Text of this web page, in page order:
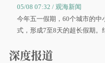
05/08 07:32 / 观海新闻
今年五一假期，60个城市的中
式，形成7至8天的超长假期。
深度报道